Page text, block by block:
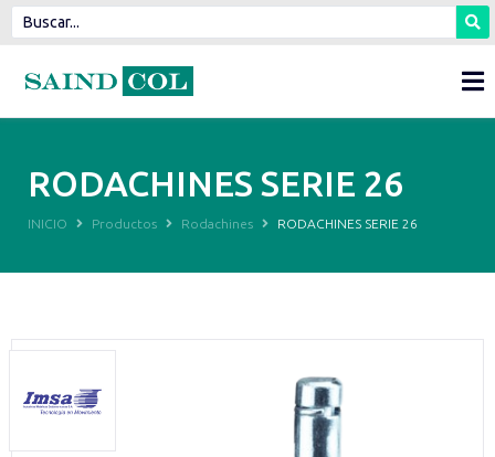
RODACHINES SERIE 26
INICIO Productos Rodachines RODACHINES SERIE 26